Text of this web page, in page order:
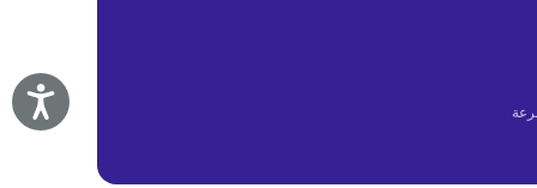
Accessibility